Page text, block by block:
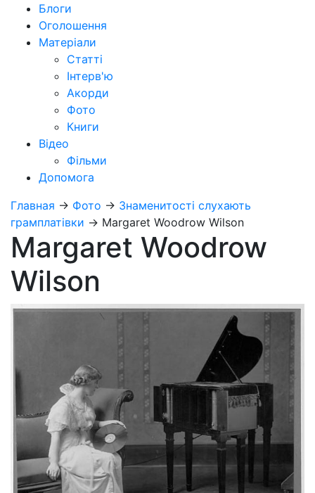
Блоги
Оголошення
Матеріали
Статті
Інтерв'ю
Акорди
Фото
Книги
Відео
Фільми
Допомога
Главная → Фото → Знаменитості слухають
грамплатівки → Margaret Woodrow Wilson
Margaret Woodrow
Wilson